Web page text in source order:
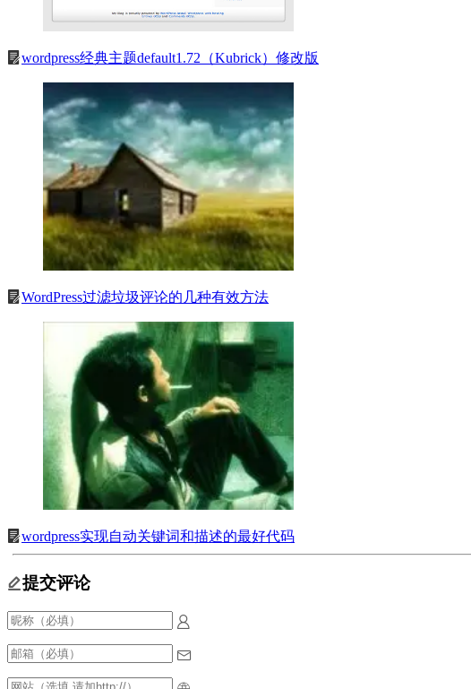
提交评论
wordpress经典主题default1.72（Kubrick）修改版
WordPress过滤垃圾评论的几种有效方法
wordpress实现自动关键词和描述的最好代码